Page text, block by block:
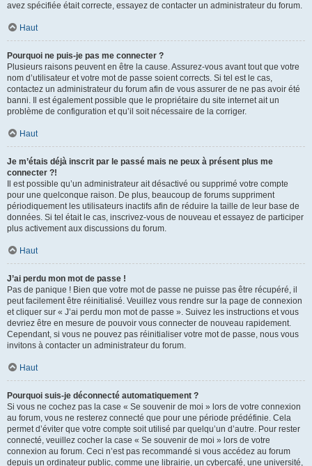
avez spécifiée était correcte, essayez de contacter un administrateur du forum.
Haut
Pourquoi ne puis-je pas me connecter ?
Plusieurs raisons peuvent en être la cause. Assurez-vous avant tout que votre
nom d’utilisateur et votre mot de passe soient corrects. Si tel est le cas,
contactez un administrateur du forum afin de vous assurer de ne pas avoir été
banni. Il est également possible que le propriétaire du site internet ait un
problème de configuration et qu’il soit nécessaire de la corriger.
Haut
Je m’étais déjà inscrit par le passé mais ne peux à présent plus me
connecter ?!
Il est possible qu’un administrateur ait désactivé ou supprimé votre compte
pour une quelconque raison. De plus, beaucoup de forums suppriment
périodiquement les utilisateurs inactifs afin de réduire la taille de leur base de
données. Si tel était le cas, inscrivez-vous de nouveau et essayez de participer
plus activement aux discussions du forum.
Haut
J’ai perdu mon mot de passe !
Pas de panique ! Bien que votre mot de passe ne puisse pas être récupéré, il
peut facilement être réinitialisé. Veuillez vous rendre sur la page de connexion
et cliquer sur « J’ai perdu mon mot de passe ». Suivez les instructions et vous
devriez être en mesure de pouvoir vous connecter de nouveau rapidement.
Cependant, si vous ne pouvez pas réinitialiser votre mot de passe, nous vous
invitons à contacter un administrateur du forum.
Haut
Pourquoi suis-je déconnecté automatiquement ?
Si vous ne cochez pas la case « Se souvenir de moi » lors de votre connexion
au forum, vous ne resterez connecté que pour une période prédéfinie. Cela
permet d’éviter que votre compte soit utilisé par quelqu’un d’autre. Pour rester
connecté, veuillez cocher la case « Se souvenir de moi » lors de votre
connexion au forum. Ceci n’est pas recommandé si vous accédez au forum
depuis un ordinateur public, comme une librairie, un cybercafé, une université,